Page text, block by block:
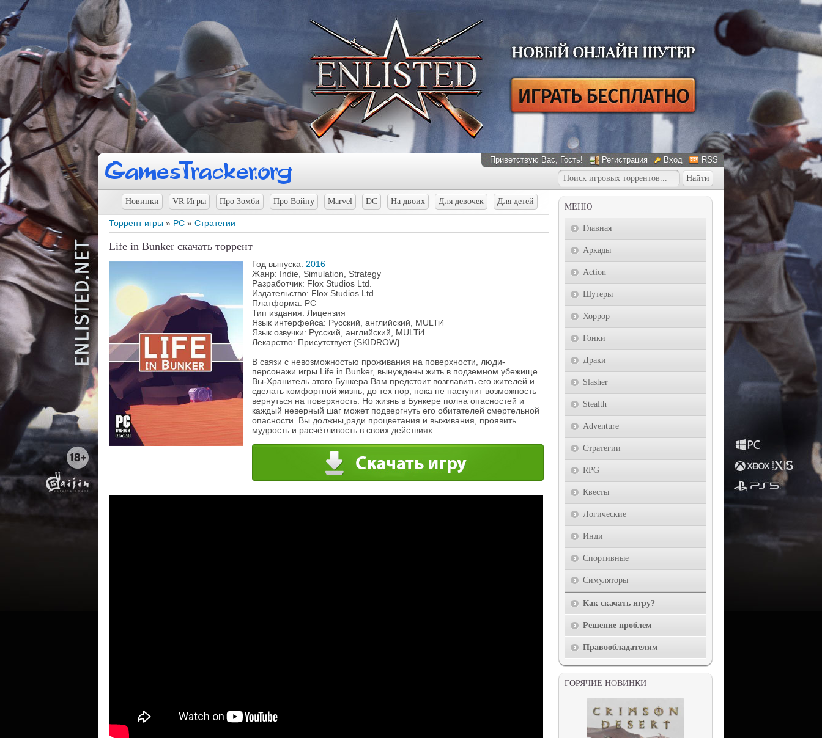
Приветствую Вас, Гость! Регистрация Вход RSS
Новинки VR Игры Про Зомби Про Войну Marvel DC На двоих Для девочек Для детей
Торрент игры » PC » Стратегии
Life in Bunker скачать торрент
Год выпуска: 2016
Жанр: Indie, Simulation, Strategy
Разработчик: Flox Studios Ltd.
Издательство: Flox Studios Ltd.
Платформа: PC
Тип издания: Лицензия
Язык интерфейса: Русский, английский, MULTi4
Язык озвучки: Русский, английский, MULTi4
Лекарство: Присутствует {SKIDROW}
В связи с невозможностью проживания на поверхности, люди-
персонажи игры Life in Bunker, вынуждены жить в подземном убежище.
Вы-Хранитель этого Бункера.Вам предстоит возглавить его жителей и
сделать комфортной жизнь, до тех пор, пока не наступит возможность
вернуться на поверхность. Но жизнь в Бункере полна опасностей и
каждый неверный шаг может подвергнуть его обитателей смертельной
опасности. Вы должны,ради процветания и выживания, проявить
мудрость и расчётливость в своих действиях.
МЕНЮ
Главная
Аркады
Action
Шутеры
Хоррор
Гонки
Драки
Slasher
Stealth
Adventure
Стратегии
RPG
Квесты
Логические
Инди
Спортивные
Симуляторы
Как скачать игру?
Решение проблем
Правообладателям
ГОРЯЧИЕ НОВИНКИ